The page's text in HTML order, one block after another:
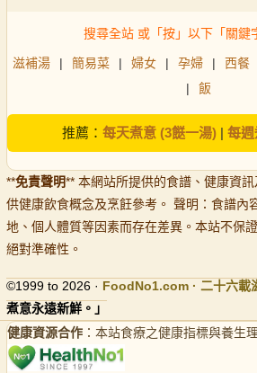
搜尋全站 或「按」以下「關鍵
滋補湯 | 簡易菜 | 婦女 | 孕婦 | 西餐
|
飯
推薦： 每天煮意 (3餸一湯)| 每週
**免責聲明** 本網站所提供的食譜、健康資
供健康飲食概念及烹飪參考。 聲明：食譜內
地、個人體質等因素而存在差異。本站不保
絕對準確性。
©1999 to 2026 · FoodNo1.com · 二十六載
煮意永遠新鮮。」
健康資源合作 ：本站食療之健康指標與養生